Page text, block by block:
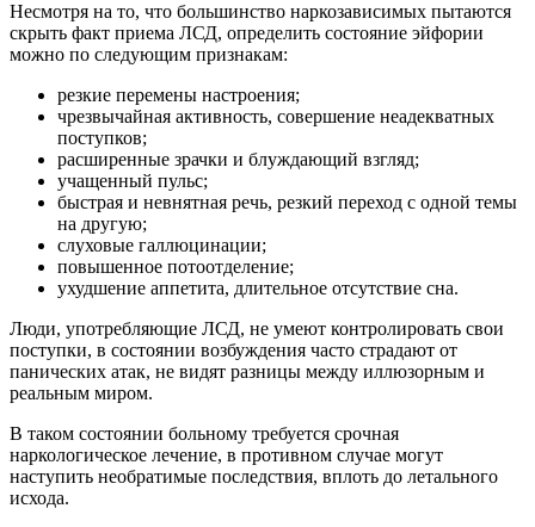
Несмотря на то, что большинство наркозависимых пытаются
скрыть факт приема ЛСД, определить состояние эйфории
можно по следующим признакам:
резкие перемены настроения;
чрезвычайная активность, совершение неадекватных
поступков;
расширенные зрачки и блуждающий взгляд;
учащенный пульс;
быстрая и невнятная речь, резкий переход с одной темы
на другую;
слуховые галлюцинации;
повышенное потоотделение;
ухудшение аппетита, длительное отсутствие сна.
Люди, употребляющие ЛСД, не умеют контролировать свои
поступки, в состоянии возбуждения часто страдают от
панических атак, не видят разницы между иллюзорным и
реальным миром.
В таком состоянии больному требуется срочная
наркологическое лечение, в противном случае могут
наступить необратимые последствия, вплоть до летального
исхода.